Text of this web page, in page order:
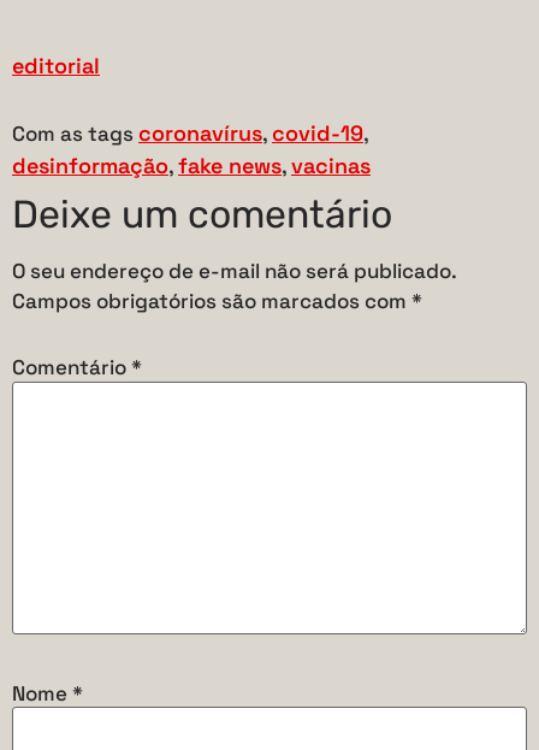
editorial
Com as tags coronavírus, covid-19,
desinformação,fake news,vacinas
Deixe um comentário
O seu endereço de e-mail não será publicado.
Campos obrigatórios são marcados com *
Comentário*
Nome *